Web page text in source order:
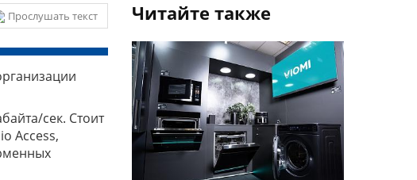
Прослушать текст
сек. Стоит
Access,
Читайте также